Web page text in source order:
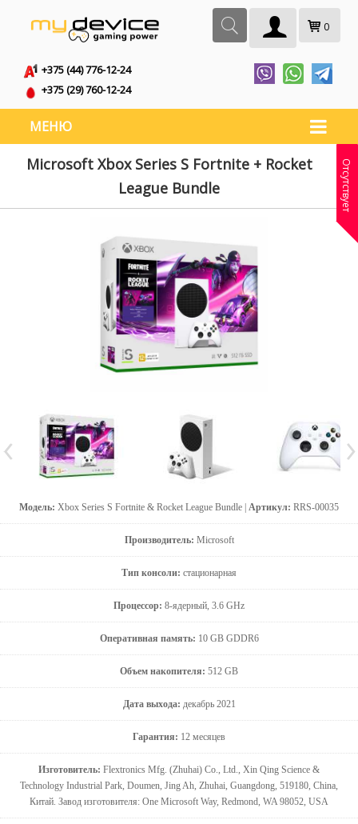
0
+375 (44) 776-12-24
+375 (29) 760-12-24
МЕНЮ
Microsoft Xbox Series S Fortnite + Rocket
League Bundle
Модель: Xbox Series S Fortnite & Rocket League Bundle | Артикул: RRS-00035
Производитель: Microsoft
Тип консоли: стационарная
Процессор: 8-ядерный, 3.6 GHz
Оперативная память: 10 GB GDDR6
Объем накопителя: 512 GB
Дата выхода: декабрь 2021
Гарантия: 12 месяцев
Изготовитель: Flextronics Mfg. (Zhuhai) Co., Ltd., Xin Qing Science &
Technology Industrial Park, Doumen, Jing Ah, Zhuhai, Guangdong, 519180, China,
Китай. Завод изготовителя: One Microsoft Way, Redmond, WA 98052, USA
Отсутствует